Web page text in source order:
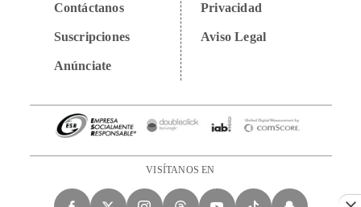
Contáctanos
Suscripciones
Anúnciate
Privacidad
Aviso Legal
VISÍTANOS EN